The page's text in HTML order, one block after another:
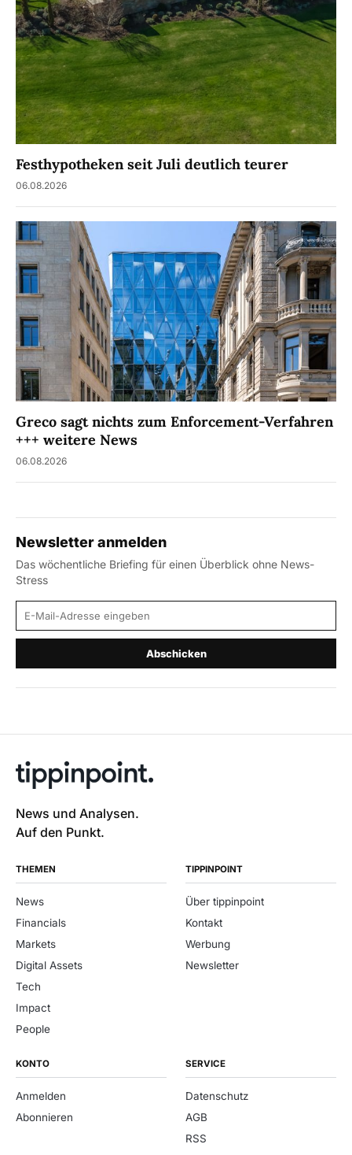
Festhypotheken seit Juli deutlich teurer
06.08.2026
Greco sagt nichts zum Enforcement-Verfahren
+++ weitere News
06.08.2026
Newsletter anmelden
Das wöchentliche Briefing für einen Überblick ohne News-
Stress
E-Mail-Adresse
Abschicken
News und Analysen.
Auf den Punkt.
THEMEN
News
Financials
Markets
Digital Assets
Tech
Impact
People
TIPPINPOINT
Über tippinpoint
Kontakt
Werbung
Newsletter
KONTO
Anmelden
Abonnieren
SERVICE
Datenschutz
AGB
RSS